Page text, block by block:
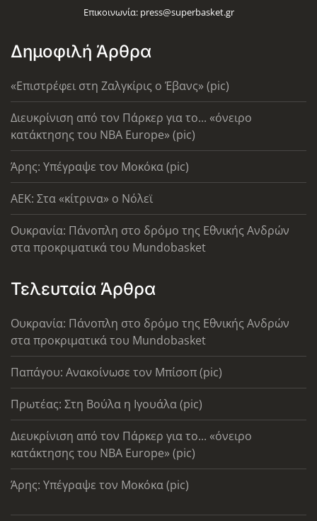
Επικοινωνία: press@superbasket.gr
Δημοφιλή Άρθρα
«Επιστρέφει στη Ζαλγκίρις ο Έβανς» (pic)
Διευκρίνιση από τον Πάρκερ για το... «όνειρο
κατάκτησης του ΝΒΑ Europe» (pic)
Άρης: Υπέγραψε τον Μοκόκα (pic)
AEK: Στα «κίτρινα» ο Νόλεϊ
Ουκρανία: Πάνοπλη στο δρόμο της Εθνικής Ανδρών
στα προκριματικά του Mundobasket
Τελευταία Άρθρα
Ουκρανία: Πάνοπλη στο δρόμο της Εθνικής Ανδρών
στα προκριματικά του Mundobasket
Παπάγου: Ανακοίνωσε τον Μπίσοπ (pic)
Πρωτέας: Στη Βούλα η Ιγουάλα (pic)
Διευκρίνιση από τον Πάρκερ για το... «όνειρο
κατάκτησης του ΝΒΑ Europe» (pic)
Άρης: Υπέγραψε τον Μοκόκα (pic)